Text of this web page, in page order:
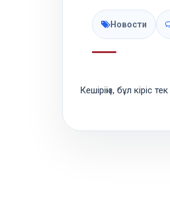
Новости
Кешіріңіз, бұл кіріс тек